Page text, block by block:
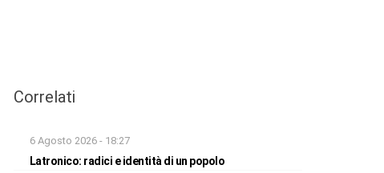
Correlati
6 Agosto 2026 - 18:27
Latronico: radici e identità di un popolo